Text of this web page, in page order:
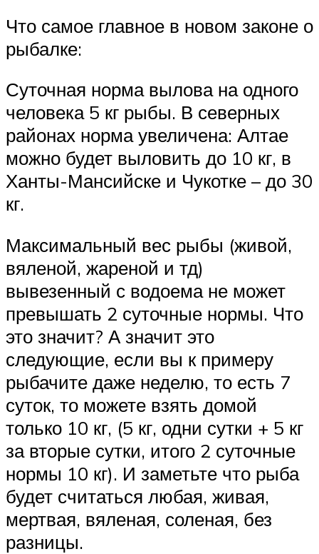
Что самое главное в новом законе о
рыбалке:
Суточная норма вылова на одного
человека 5 кг рыбы. В северных
районах норма увеличена: Алтае
можно будет выловить до 10 кг, в
Ханты-Мансийске и Чукотке – до 30
кг.
Максимальный вес рыбы (живой,
вяленой, жареной и тд)
вывезенный с водоема не может
превышать 2 суточные нормы. Что
это значит? А значит это
следующие, если вы к примеру
рыбачите даже неделю, то есть 7
суток, то можете взять домой
только 10 кг, (5 кг, одни сутки + 5 кг
за вторые сутки, итого 2 суточные
нормы 10 кг). И заметьте что рыба
будет считаться любая, живая,
мертвая, вяленая, соленая, без
разницы.